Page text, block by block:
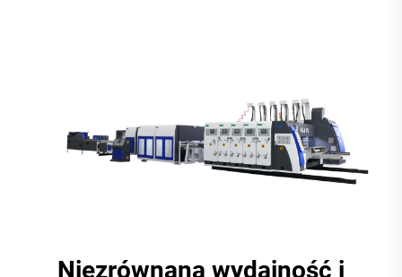
Niezrównana wydajność i